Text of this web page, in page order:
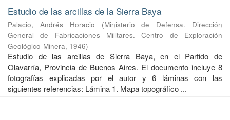
Estudio de las arcillas de la Sierra Baya
Palacio, Andrés Horacio (Ministerio de Defensa. Dirección
General de Fabricaciones Militares. Centro de Exploración
Geológico-Minera, 1946)
Estudio de las arcillas de Sierra Baya, en el Partido de
Olavarría, Provincia de Buenos Aires. El documento incluye 8
fotografías explicadas por el autor y 6 láminas con las
siguientes referencias: Lámina 1. Mapa topográfico ...